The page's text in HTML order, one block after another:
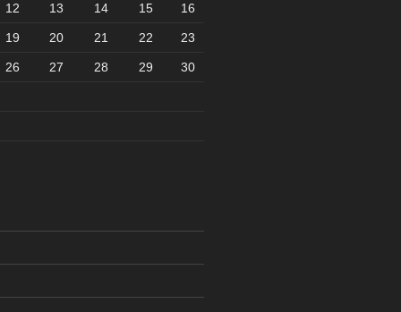
12 13 14 15 16
19 20 21 22 23
26 27 28 29 30